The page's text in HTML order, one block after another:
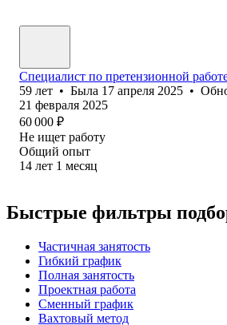
Специалист по претензионной
59 лет • Была 17 апреля 2025 •
21 февраля 2025
60 000 ₽
Не ищет работу
Общий опыт
14 лет 1 месяц
Быстрые фильтры
Частичная занятость
Гибкий график
Полная занятость
Проектная работа
Сменный график
Вахтовый метод